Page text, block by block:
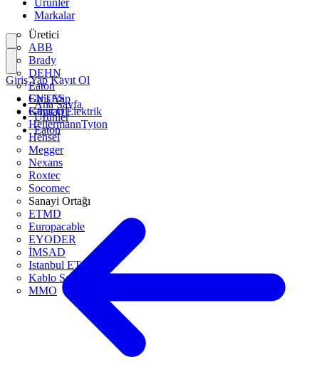
Markalar
Üretici
ABB
Brady
DEHN
Eaton
ENTES
Günsan Elektrik
HellermannTyton
Hensel
Megger
Nexans
Roxtec
Socomec
Sanayi Ortağı
ETMD
Europacable
EYODER
İMSAD
Istanbul ETO
Kablo Sanayicileri Derneği
MMO
Giriş Yap
Kayıt Ol
Giriş Yap Kayıt Ol
Ana Sayfa
Ürünler
Eaton